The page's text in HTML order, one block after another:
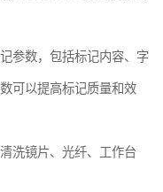
参数，包括标记内容、字
可以提高标记质量和效
洗镜片、光纤、工作台